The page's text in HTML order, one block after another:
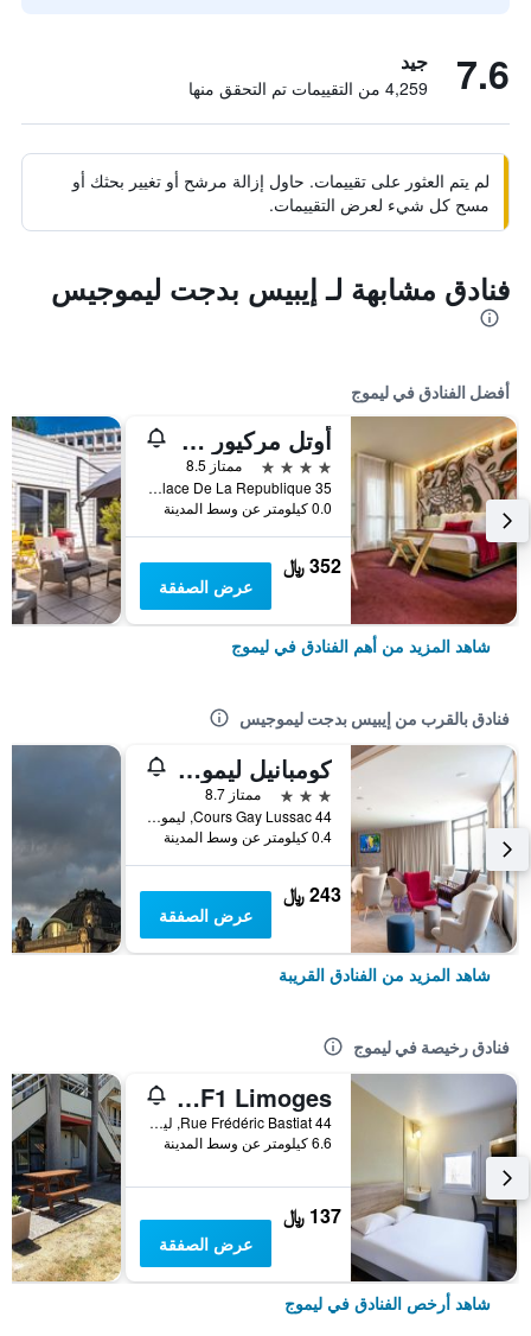
7.6 جيد
4,259 من التقييمات تم التحقق منها
لم يتم العثور على تقييمات. حاول إزالة مرشح أو تغيير بحثك أو
مسح كل شيء لعرض التقييمات.
فنادق مشابهة لـ إيبيس بدجت ليموجيس
أفضل الفنادق في ليموج
أوتل مركيور ليموجيه سونتر
4 نجوم
ممتاز 8.5
35 Place De La Republique, ليموج, إقليم فيين العليا, فرنسا
0.0 كيلومتر عن وسط المدينة
352 ﷼
عرض الصفقة
شاهد المزيد من أهم الفنادق في ليموج
فنادق بالقرب من إيبيس بدجت ليموجيس
كومبانيل ليموج سانتر - جار
3 نجوم
ممتاز 8.7
44 Cours Gay Lussac, ليموج, إقليم فيين العليا, فرنسا
0.4 كيلومتر عن وسط المدينة
243 ﷼
عرض الصفقة
شاهد المزيد من الفنادق القريبة
فنادق رخيصة في ليموج
hotelF1 Limoges
44 Rue Frédéric Bastiat, ليموج, إقليم فيين العليا, فرنسا
6.6 كيلومتر عن وسط المدينة
137 ﷼
عرض الصفقة
شاهد أرخص الفنادق في ليموج